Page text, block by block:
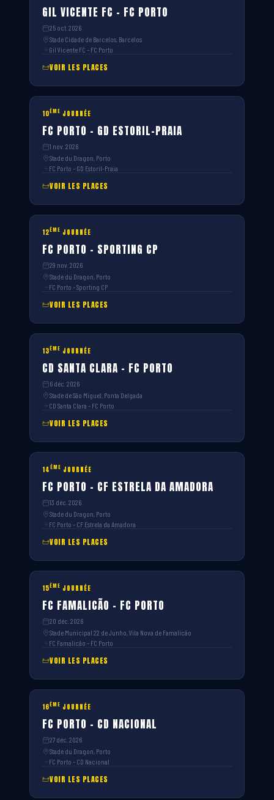
GIL VICENTE FC – FC PORTO
25 oct. 2026
Stade Cidade de Barcelos, Barcelos
Gil Vicente FC – FC Porto
VOIR LES PLACES
10ÈME JOURNÉE
FC PORTO – GD ESTORIL-PRAIA
1 nov. 2026
Stade du Dragon, Porto
FC Porto – GD Estoril-Praia
VOIR LES PLACES
12ÈME JOURNÉE
FC PORTO – SPORTING CP
29 nov. 2026
Stade du Dragon, Porto
FC Porto – Sporting CP
VOIR LES PLACES
13ÈME JOURNÉE
CD SANTA CLARA – FC PORTO
6 déc. 2026
Stade de São Miguel, Ponta Delgada
CD Santa Clara – FC Porto
VOIR LES PLACES
14ÈME JOURNÉE
FC PORTO – CF ESTRELA DA AMADORA
13 déc. 2026
Stade du Dragon, Porto
FC Porto – CF Estrela da Amadora
VOIR LES PLACES
15ÈME JOURNÉE
FC FAMALICÃO – FC PORTO
20 déc. 2026
Stade Municipal 22 de Junho, Vila Nova de Famalicão
FC Famalicão – FC Porto
VOIR LES PLACES
16ÈME JOURNÉE
FC PORTO – CD NACIONAL
27 déc. 2026
Stade du Dragon, Porto
FC Porto – CD Nacional
VOIR LES PLACES